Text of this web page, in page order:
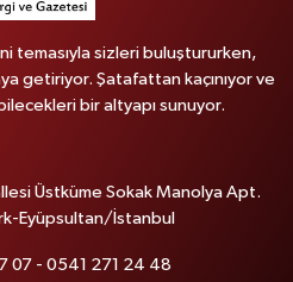
temasıyla sizleri buluştururken,
getiriyor. Şatafattan kaçınıyor ve
bir altyapı sunuyor.
Üstküme Sokak Manolya Apt.
Eyüpsultan/İstanbul
07 - 0541 271 24 48